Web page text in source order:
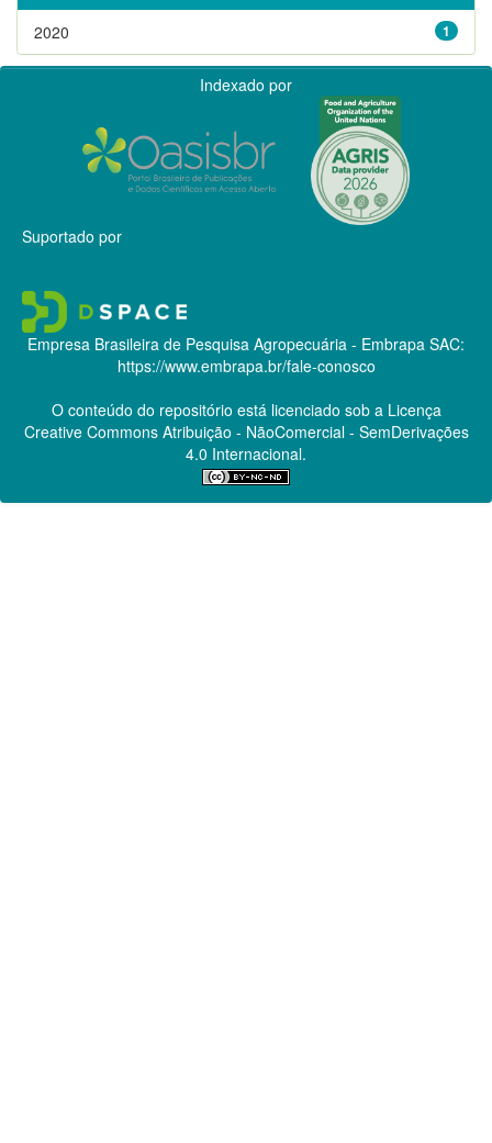
1
2020
Indexado por
Suportado por
Empresa Brasileira de Pesquisa Agropecuária - Embrapa SAC:
https://www.embrapa.br/fale-conosco
O conteúdo do repositório está licenciado sob a Licença
Creative CommonsAtribuição - NãoComercial - SemDerivações
4.0 Internacional.